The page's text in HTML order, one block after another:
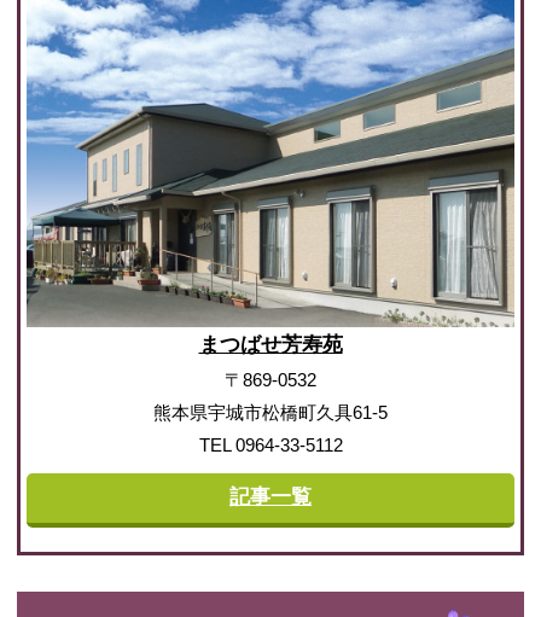
まつばせ芳寿苑
〒869-0532
熊本県宇城市松橋町久具61-5
TEL 0964-33-5112
記事一覧